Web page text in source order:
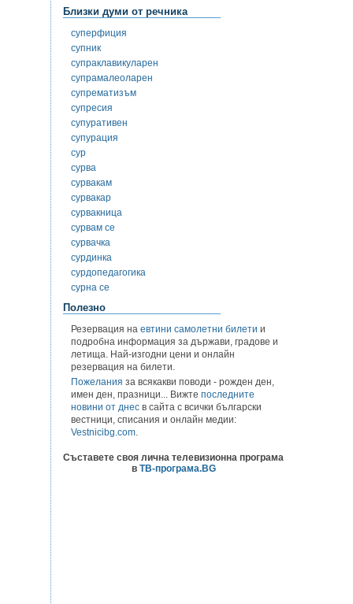
Близки думи от речника
суперфиция
супник
супраклавикуларен
супрамалеоларен
супрематизъм
супресия
супуративен
супурация
сур
сурва
сурвакам
сурвакар
сурвакница
сурвам се
сурвачка
сурдинка
сурдопедагогика
сурна се
Полезно
Резервация на евтини самолетни билети и
подробна информация за държави, градове и
летища. Най-изгодни цени и онлайн
резервация на билети.
Пожелания за всякакви поводи - рожден ден,
имен ден, празници... Вижте последните
новини от днес в сайта с всички български
вестници, списания и онлайн медии:
Vestnicibg.com.
Съставете своя лична телевизионна програма
в ТВ-програма.BG